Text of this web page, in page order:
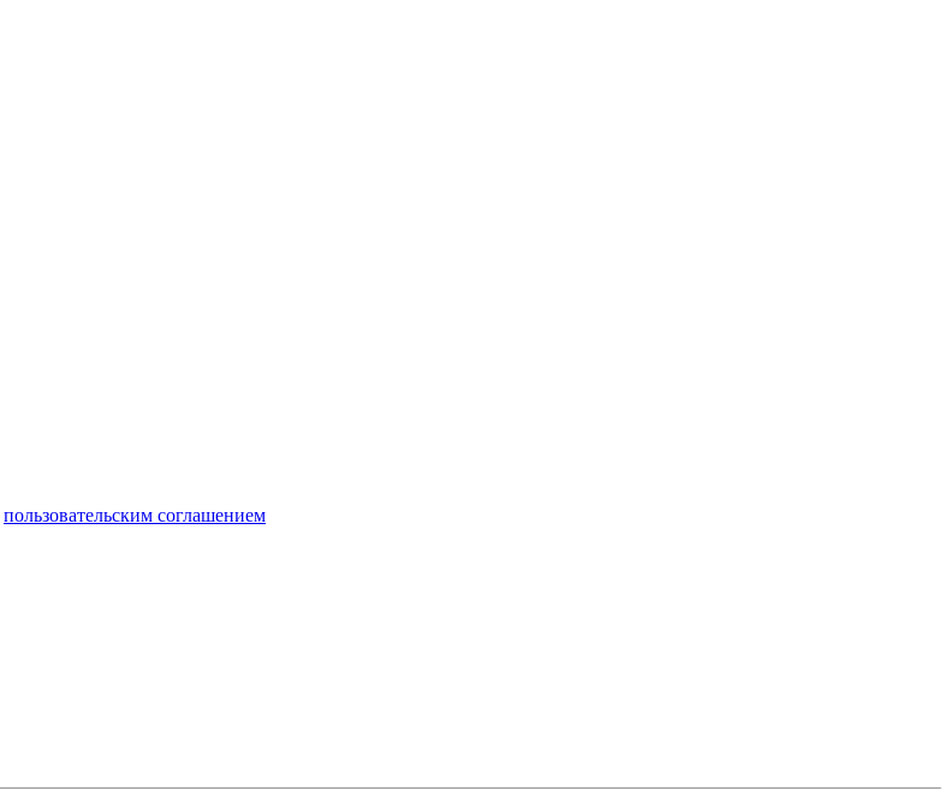
пользовательским соглашением